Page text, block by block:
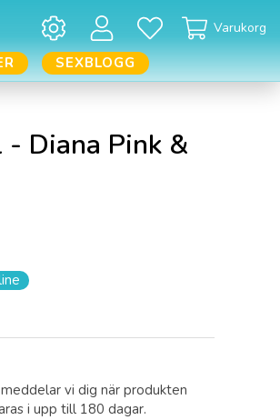
Varukorg
SEXBLOGG
Diana Pink &
vi dig när produkten
i upp till 180 dagar.